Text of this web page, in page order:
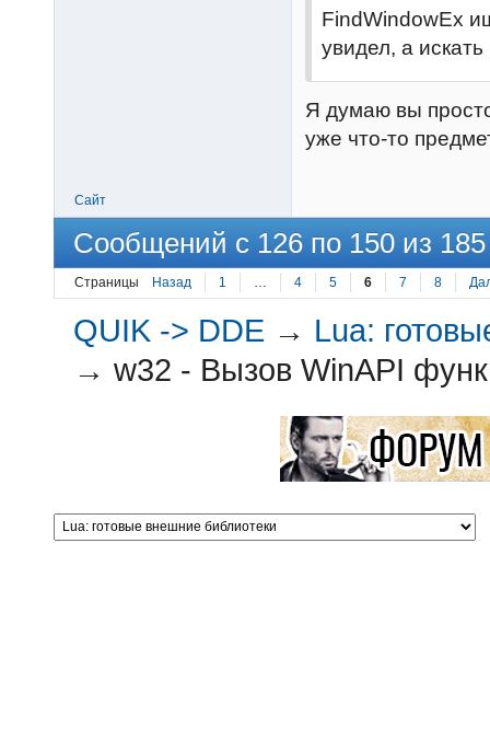
FindWindowEx
увидел, а
Я думаю вы
уже что-то
Сайт
Сообщений с 126 по 150 из 185
Страницы Назад 1 … 4 5 6 7 8
QUIK -> DDE → Lua:
→w32 - Вызов WinAPI